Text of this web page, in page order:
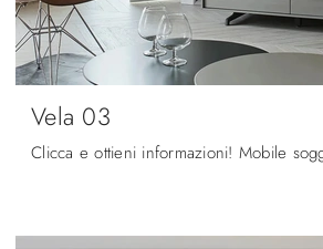
Vela 03